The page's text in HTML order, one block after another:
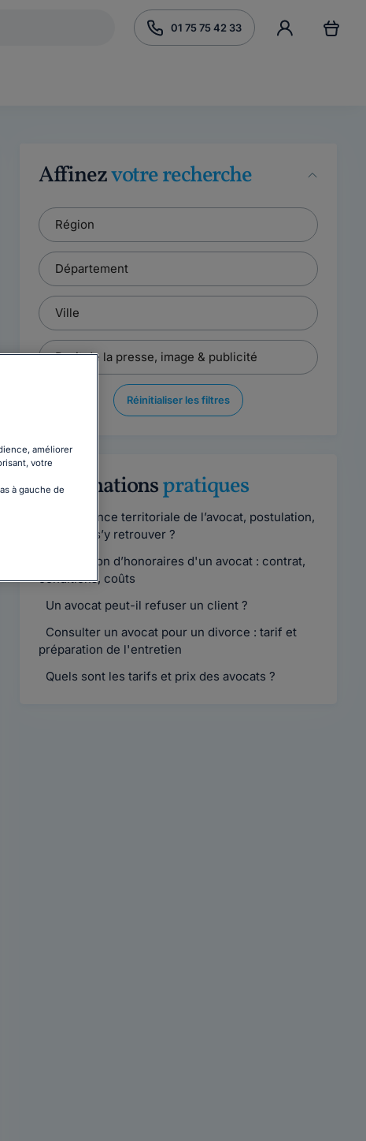
01 75 75 42 33
Affinezvotre recherche
Réinitialiser les filtres
Informationspratiques
Compétence territoriale de l’avocat, postulation,
comment s’y retrouver ?
Convention d’honoraires d'un avocat : contrat,
conditions, coûts
Un avocat peut-il refuser un client ?
Consulter un avocat pour un divorce : tarif et
préparation de l'entretien
Quels sont les tarifs et prix des avocats ?
améliorer
votre
à gauche de